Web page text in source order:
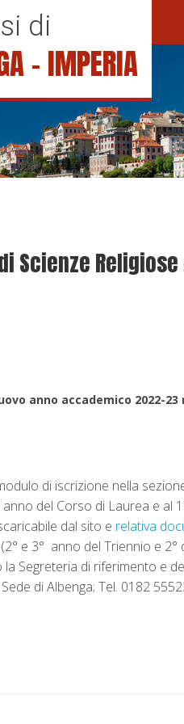
di
– IMPERIA
Scienze
anno accademico 2022-
di iscrizione nella
anno del Corso di Laurea e
dal sito e relativa
e 3° anno del Triennio e
la Segreteria di riferimento e
di Albenga; Tel. 0182